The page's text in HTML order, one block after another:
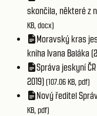
skončila, některé z
KB, docx)
Moravský kras
kniha Ivana Baláka
Správa jeskyní
2019)(107.06 KB, pdf)
Nový ředitel
KB, pdf)